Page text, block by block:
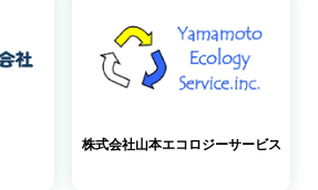
株式会社山本エコロジーサービス